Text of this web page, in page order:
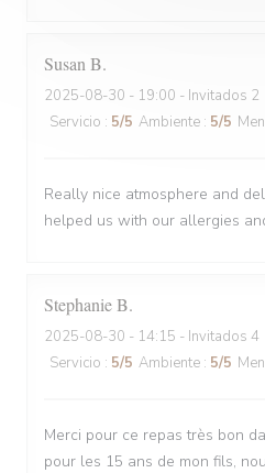
Susan B
2025-08-30 - 19:00 - Invitados 2
Servicio : 5/5 Ambiente : 5/5
Really nice atmosphere and
helped us with our allergies
StephanieB
2025-08-30 - 14:15 - Invitados 4
Servicio : 5/5 Ambiente : 5/5
Merci pour ce repas très bon
pour les 15 ans de mon fils,